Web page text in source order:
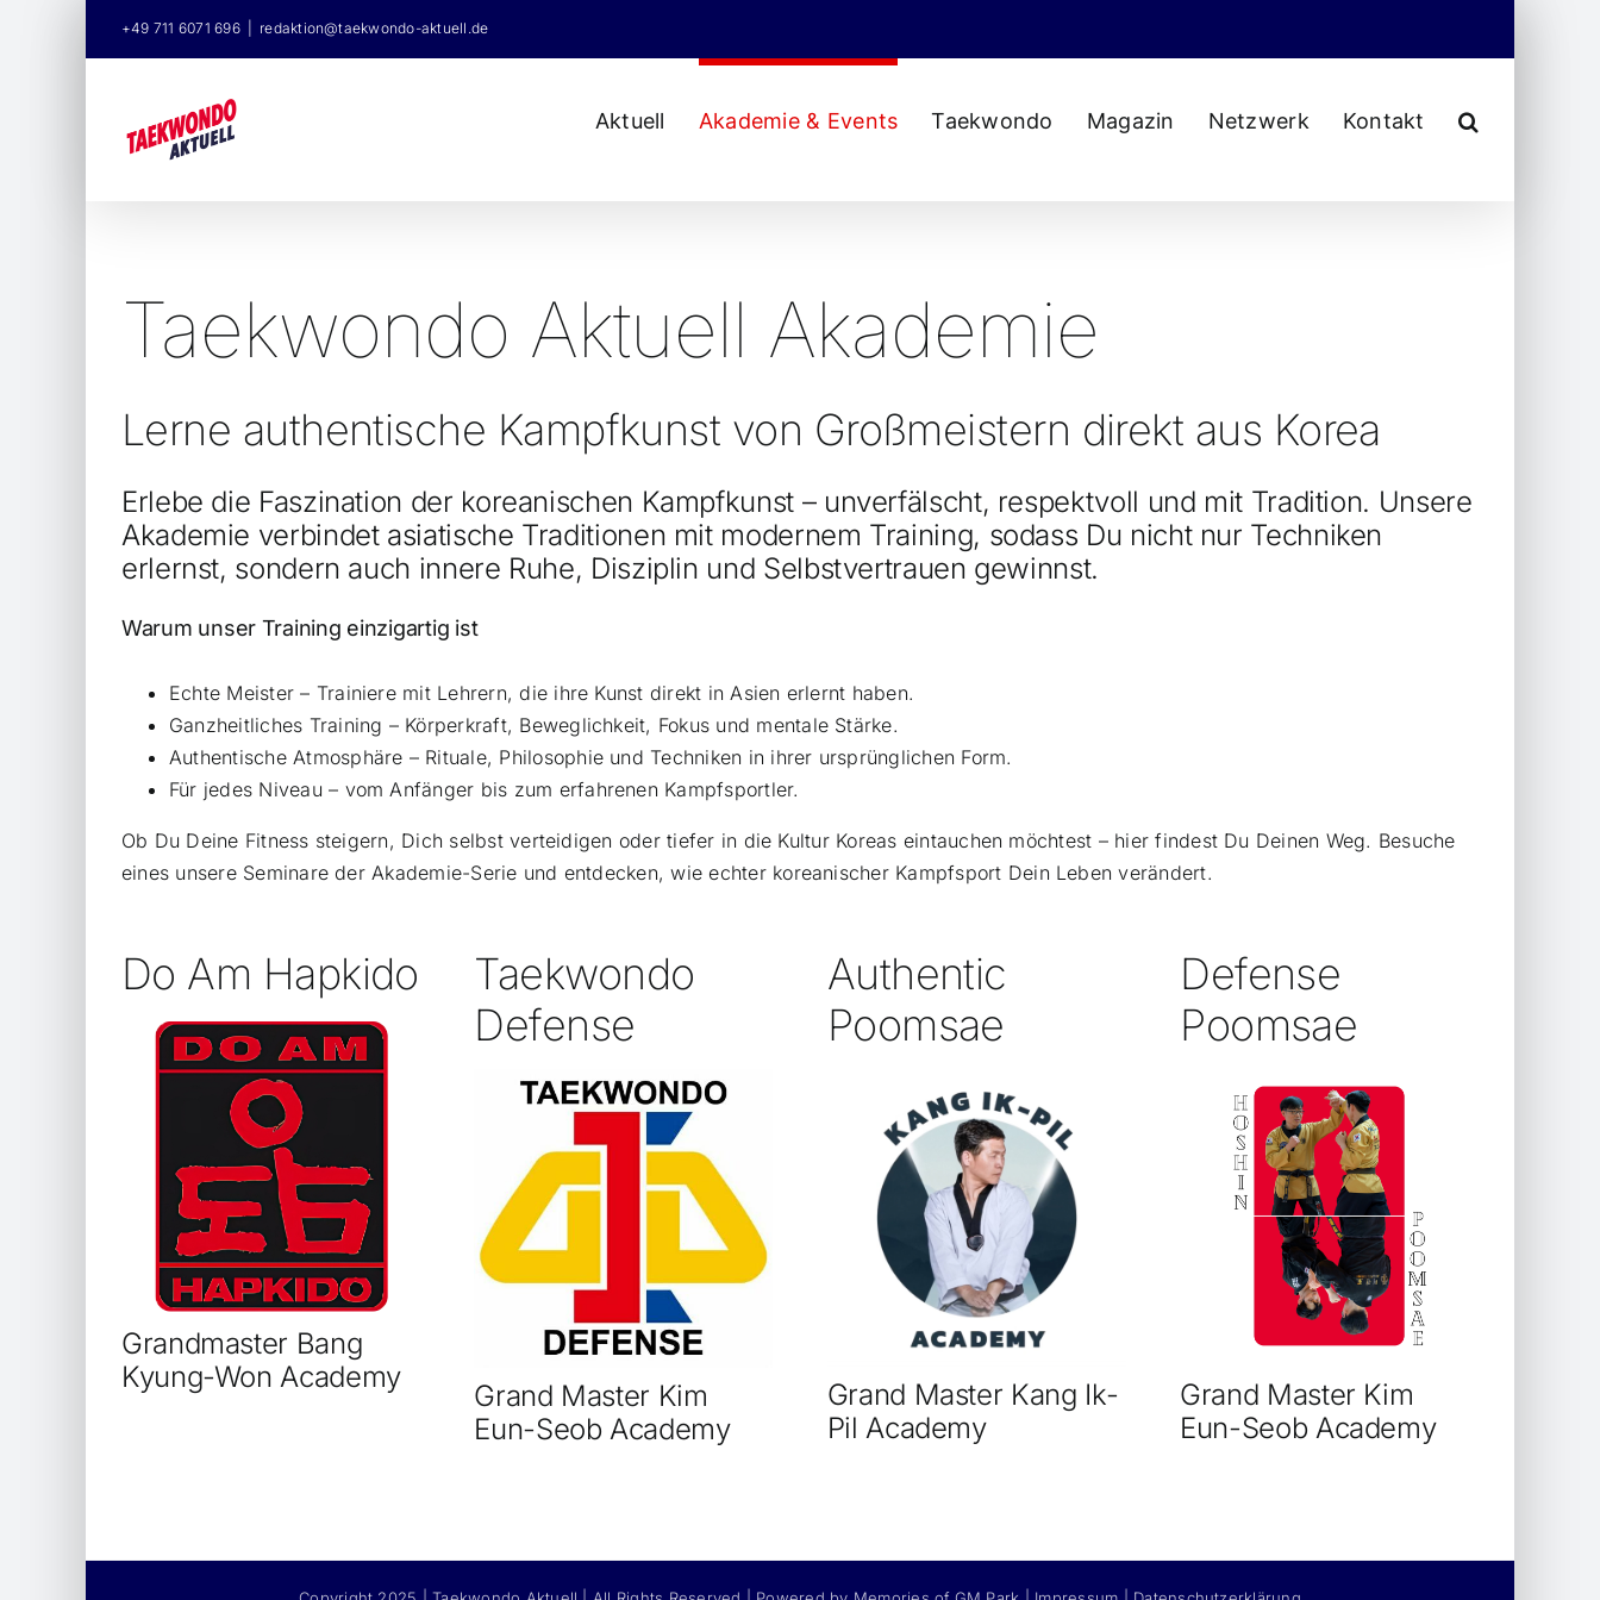
+49 711 6071 696 redaktion@taekwondo-aktuell.de
Aktuell Akademie & Events Taekwondo Magazin Netzwerk Kontakt
Taekwondo Aktuell Akademie
Lerne authentische Kampfkunst von Großmeistern direkt aus Korea
Erlebe die Faszination der koreanischen Kampfkunst – unverfälscht, respektvoll und mit Tradition. Unsere
Akademie verbindet asiatische Traditionen mit modernem Training, sodass Du nicht nur Techniken
erlernst, sondern auch innere Ruhe, Disziplin und Selbstvertrauen gewinnst.
Warum unser Training einzigartig ist
Echte Meister – Trainiere mit Lehrern, die ihre Kunst direkt in Asien erlernt haben.
Ganzheitliches Training – Körperkraft, Beweglichkeit, Fokus und mentale Stärke.
Authentische Atmosphäre – Rituale, Philosophie und Techniken in ihrer ursprünglichen Form.
Für jedes Niveau – vom Anfänger bis zum erfahrenen Kampfsportler.
Ob Du Deine Fitness steigern, Dich selbst verteidigen oder tiefer in die Kultur Koreas eintauchen möchtest – hier findest Du Deinen Weg. Besuche
eines unsere Seminare der Akademie-Serie und entdecken, wie echter koreanischer Kampfsport Dein Leben verändert.
Do Am Hapkido
Grandmaster Bang
Kyung-Won Academy
Taekwondo
Defense
Grand Master Kim
Eun-Seob Academy
Authentic
Poomsae
Grand Master Kang Ik-
Pil Academy
Defense
Poomsae
Grand Master Kim
Eun-Seob Academy